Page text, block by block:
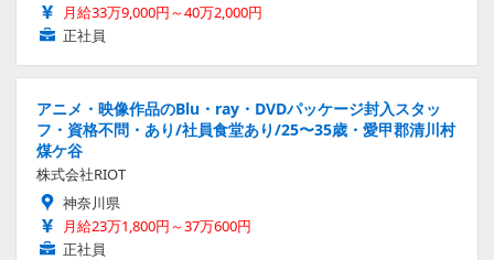
月給33万9,000円～40万2,000円
正社員
アニメ・映像作品のBlu・ray・DVDパッケージ封入スタッ
フ・資格不問・あり/社員食堂あり/25〜35歳・愛甲郡清川村
煤ケ谷
株式会社RIOT
神奈川県
月給23万1,800円～37万600円
正社員